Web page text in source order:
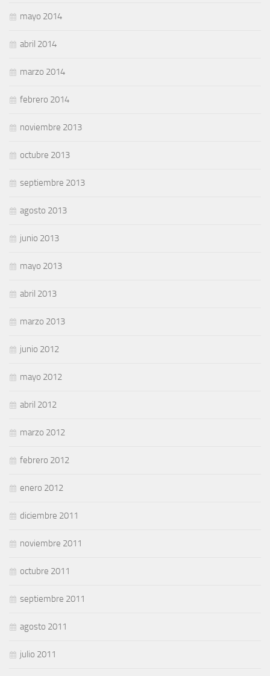
mayo 2014
abril 2014
marzo 2014
febrero 2014
noviembre 2013
octubre 2013
septiembre 2013
agosto 2013
junio 2013
mayo 2013
abril 2013
marzo 2013
junio 2012
mayo 2012
abril 2012
marzo 2012
febrero 2012
enero 2012
diciembre 2011
noviembre 2011
octubre 2011
septiembre 2011
agosto 2011
julio 2011